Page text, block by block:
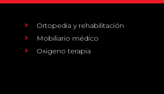
Ortopedia y rehabilitación
Mobiliario médico
Oxigeno terapia